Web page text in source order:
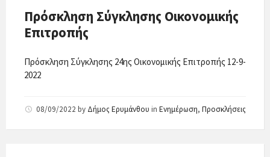
Πρόσκληση Σύγκλησης Οικονομικής
Επιτροπής
Πρόσκληση Σύγκλησης 24ης Οικονομικής Επιτροπής 12-9-
2022
08/09/2022 by Δήμος Ερυμάνθου in Ενημέρωση, Προσκλήσεις